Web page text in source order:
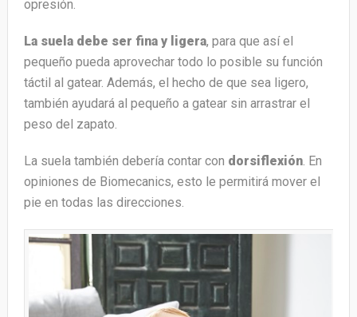
opresión.
La suela debe ser fina y ligera, para que así el
pequeño pueda aprovechar todo lo posible su función
táctil al gatear. Además, el hecho de que sea ligero,
también ayudará al pequeño a gatear sin arrastrar el
peso del zapato.
La suela también debería contar con dorsiflexión. En
opiniones de Biomecanics, esto le permitirá mover el
pie en todas las direcciones.